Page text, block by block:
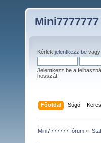
Kérlek jelentkezz be vagy
Jelentkezz be a
hosszát
Főoldal Súgó
Mini7777777 fórum »